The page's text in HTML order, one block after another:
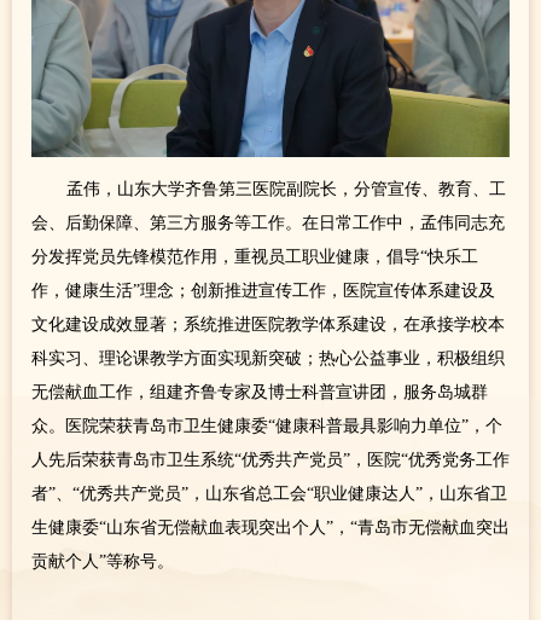
孟伟，山东大学齐鲁第三医院副院长，分管宣传、教育、工
会、后勤保障、第三方服务等工作。在日常工作中，孟伟同志充
分发挥党员先锋模范作用，重视员工职业健康，倡导“快乐工
作，健康生活”理念；创新推进宣传工作，医院宣传体系建设及
文化建设成效显著；系统推进医院教学体系建设，在承接学校本
科实习、理论课教学方面实现新突破；热心公益事业，积极组织
无偿献血工作，组建齐鲁专家及博士科普宣讲团，服务岛城群
众。医院荣获青岛市卫生健康委“健康科普最具影响力单位”，个
人先后荣获青岛市卫生系统“优秀共产党员”，医院“优秀党务工作
者”、“优秀共产党员”，山东省总工会“职业健康达人”，山东省卫
生健康委“山东省无偿献血表现突出个人”，“青岛市无偿献血突出
贡献个人”等称号。